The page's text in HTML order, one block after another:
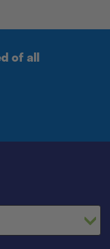
of all